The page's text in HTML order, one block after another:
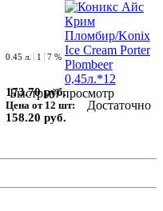
Быстрый просмотр
0.45 л. 1 7 %
173.70 руб.
Цена от 12 шт:
158.20 руб.
Достаточно